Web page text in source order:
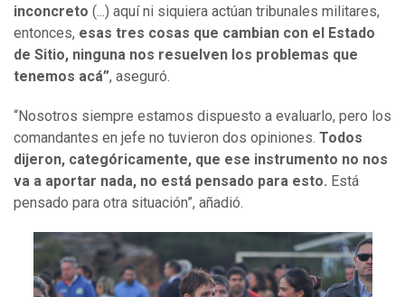
inconcreto (...) aquí ni siquiera actúan tribunales militares,
entonces, esas tres cosas que cambian con el Estado
de Sitio, ninguna nos resuelven los problemas que
tenemos acá”, aseguró.
“Nosotros siempre estamos dispuesto a evaluarlo, pero los
comandantes en jefe no tuvieron dos opiniones. Todos
dijeron, categóricamente, que ese instrumento no nos
va a aportar nada, no está pensado para esto. Está
pensado para otra situación”, añadió.